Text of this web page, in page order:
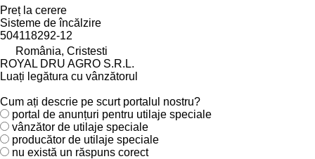
Preț la cerere
Sisteme de încălzire
504118292-12
România, Cristesti
ROYAL DRU AGRO S.R.L.
Luați legătura cu vânzătorul
Cum ați descrie pe scurt portalul nostru?
portal de anunțuri pentru utilaje speciale
vânzător de utilaje speciale
producător de utilaje speciale
nu există un răspuns corect